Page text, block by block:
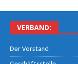
VER­BAND:
Der Vor­stand